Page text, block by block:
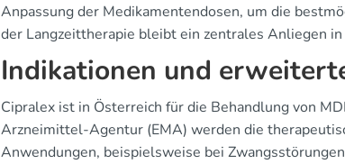
Anpassung der Medikamentendosen, um die
der Langzeittherapie bleibt ein zentrales Anliegen
Indikationen und
Cipralex ist in Österreich für die Behandlung von
Arzneimittel-Agentur (EMA) werden die
Anwendungen, beispielsweise bei